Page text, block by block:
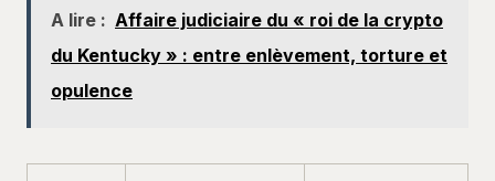
A lire : Affaire judiciaire du « roi de la crypto
du Kentucky » : entre enlèvement, torture et
opulence